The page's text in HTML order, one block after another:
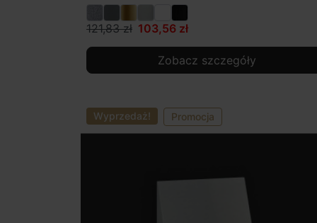
121,83 zł 103,56 zł
Zobacz szczegóły
Wyprzedaż! Promocja